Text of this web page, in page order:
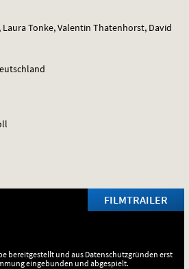
Tonke, Valentin Thatenhorst, David
FILMTRAILER
bereitgestellt und aus Datenschutzgründen erst
eingebunden und abgespielt.